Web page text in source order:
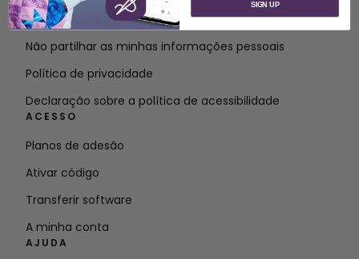
Termos do serviço
Não partilhar as minhas informações pessoais
Política de privacidade
Declaração sobre a política de acessibilidade
ACESSO
Planos de adesão
Ativar código
Transferir software
A minha conta
AJUDA
SIGN UP